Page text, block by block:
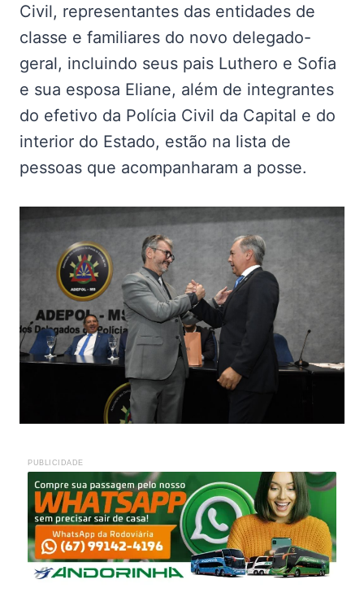
Civil, representantes das entidades de
classe e familiares do novo delegado-
geral, incluindo seus pais Luthero e Sofia
e sua esposa Eliane, além de integrantes
do efetivo da Polícia Civil da Capital e do
interior do Estado, estão na lista de
pessoas que acompanharam a posse.
PUBLICIDADE